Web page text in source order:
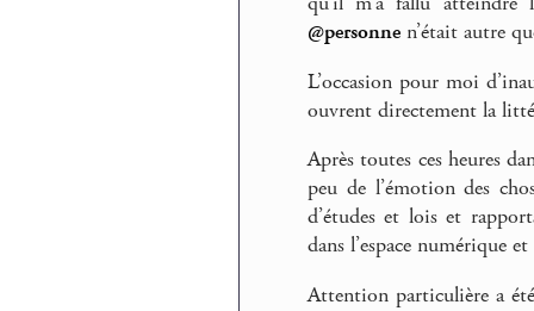
@personne n’était autre
L’occasion pour moi
ouvrent directement la
Après toutes ces heures
peu de l’émotion des
d’études et lois et
dans l’espace numérique
Attention particulière a